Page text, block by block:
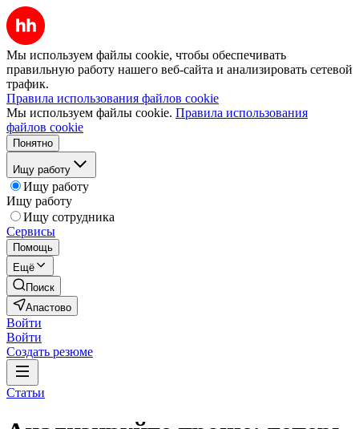
Мы используем файлы cookie, чтобы обеспечивать
правильную работу нашего веб-сайта и анализировать сетевой
трафик.
Правила использования файлов cookie
Мы используем файлы cookie. Правила использования
файлов cookie
Понятно
Ищу работу
Ищу работу
Ищу работу
Ищу сотрудника
Сервисы
Помощь
Ещё
Поиск
Апастово
Войти
Войти
Создать резюме
Статьи